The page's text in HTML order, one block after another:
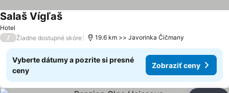
Hotel
Salaš VígľašZobraziť ceny
/ Žiadne dostupné skóre 19.6 km >> Javorinka Čičmany
Vyberte dátumy a pozrite si presné
ceny
Zobraziť ceny